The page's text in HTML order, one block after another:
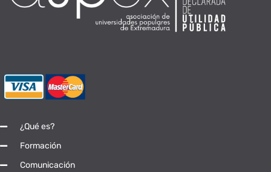
¿Qué es?
Formación
Comunicación